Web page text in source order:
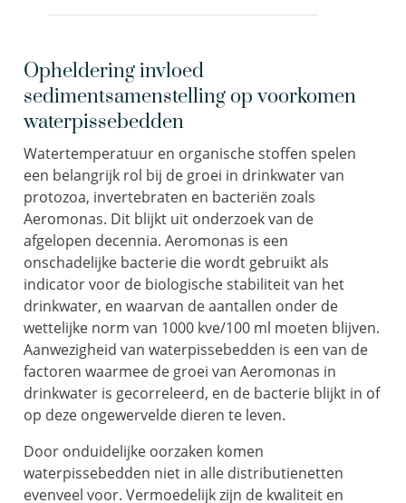
Opheldering invloed
sedimentsamenstelling op voorkomen
waterpissebedden
Watertemperatuur en organische stoffen spelen
een belangrijk rol bij de groei in drinkwater van
protozoa, invertebraten en bacteriën zoals
Aeromonas. Dit blijkt uit onderzoek van de
afgelopen decennia. Aeromonas is een
onschadelijke bacterie die wordt gebruikt als
indicator voor de biologische stabiliteit van het
drinkwater, en waarvan de aantallen onder de
wettelijke norm van 1000 kve/100 ml moeten blijven.
Aanwezigheid van waterpissebedden is een van de
factoren waarmee de groei van Aeromonas in
drinkwater is gecorreleerd, en de bacterie blijkt in of
op deze ongewervelde dieren te leven.
Door onduidelijke oorzaken komen
waterpissebedden niet in alle distributienetten
evenveel voor. Vermoedelijk zijn de kwaliteit en